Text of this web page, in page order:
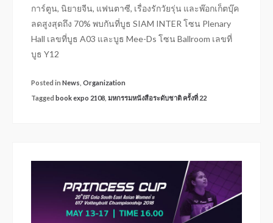
การ์ตูน, นิยายจีน, แฟนตาซี, เรื่องรักวัยรุ่น และพ๊อกเก็ตบุ๊ค
ลดสูงสุดถึง 70% พบกันที่บูธ SIAM INTER โซน Plenary
Hall เลขที่บูธ A03 และบูธ Mee-Ds โซน Ballroom เลขที่
บูธ Y12
Posted in News Organization
Tagged book expo 2108 มหกรรมหนังสือระดับชาติ ครั้งที่ 22